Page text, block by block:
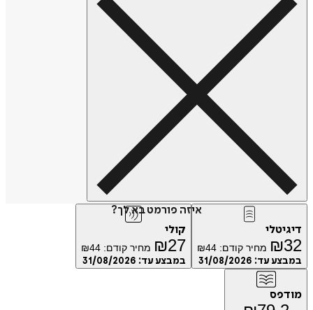
איזה פורמט בא לך?
₪ מחיר קודם: ₪44
עד:31/08/2026
₪ 27 מחיר קודם: ₪44
במבצע עד:31/08/2026